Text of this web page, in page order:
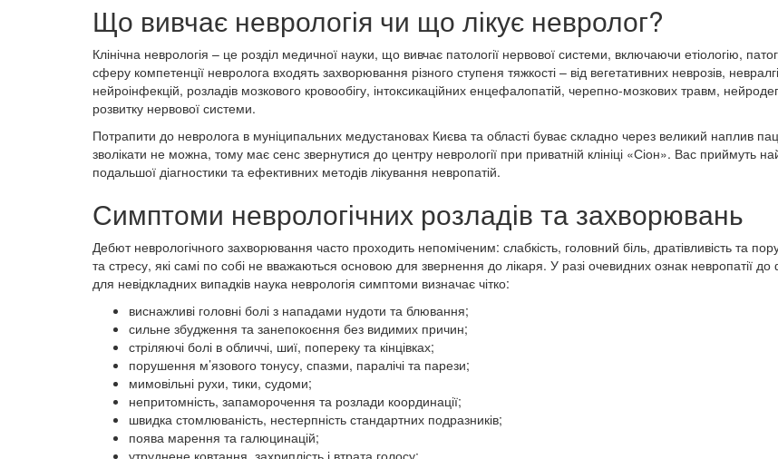
Що вивчає неврологія чи що лікує невролог?
Клінічна неврологія – це розділ медичної науки, що вивчає патології нервової системи, включаючи етіологію,
сферу компетенції невролога входять захворювання різного ступеня тяжкості – від вегетативних неврозів,
нейроінфекцій, розладів мозкового кровообігу, інтоксикаційних енцефалопатій, черепно-мозкових травм,
розвитку нервової системи.
Потрапити до невролога в муніципальних медустановах Києва та області буває складно через великий наплив
зволікати не можна, тому має сенс звернутися до центру неврології при приватній клініці «Сіон». Вас
подальшої діагностики та ефективних методів лікування невропатій.
Симптоми неврологічних розладів та захворювань
Дебют неврологічного захворювання часто проходить непоміченим: слабкість, головний біль, дратівливість та
та стресу, які самі по собі не вважаються основою для звернення до лікаря. У разі очевидних ознак невропатії
для невідкладних випадків наука неврологія симптоми визначає чітко:
виснажливі головні болі з нападами нудоти та блювання;
сильне збудження та занепокоєння без видимих ​​причин;
стріляючі болі в обличчі, шиї, попереку та кінцівках;
порушення м’язового тонусу, спазми, паралічі та парези;
мимовільні рухи, тики, судоми;
непритомність, запаморочення та розлади координації;
швидка стомлюваність, нестерпність стандартних подразників;
поява марення та галюцинацій;